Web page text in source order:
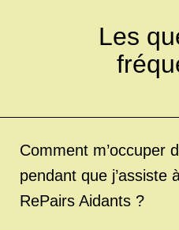
Les
Comment m’occuper
pendant que j’assiste
RePairs Aidants ?